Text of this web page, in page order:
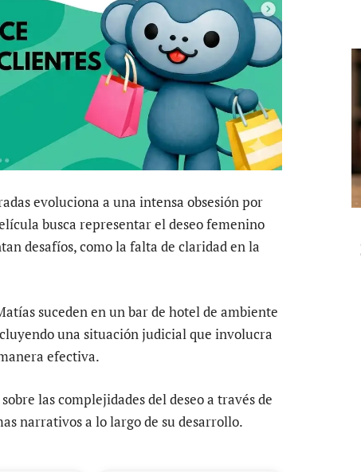
evoluciona a una intensa obsesión por
busca representar el deseo femenino
desafíos, como la falta de claridad en la
suceden en un bar de hotel de ambiente
una situación judicial que involucra
efectiva.
las complejidades del deseo a través de
narrativos a lo largo de su desarrollo.